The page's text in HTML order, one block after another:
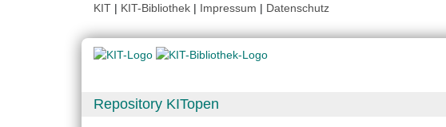
KIT | KIT-Bibliothek | Impressum | Datenschutz
Repository KITopen